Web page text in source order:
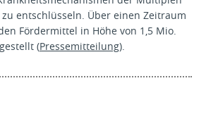
zu entschlüsseln. Über einen Zeitraum
Fördermittel in Höhe von 1,5 Mio.
(Pressemitteilung).